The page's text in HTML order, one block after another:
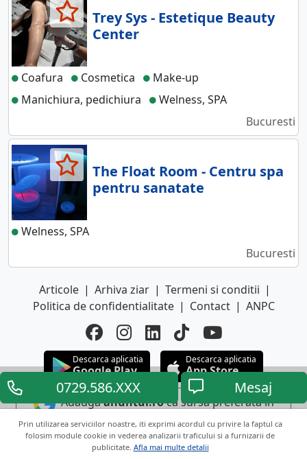
0729.586.XXX Mesaj
Prin utilizarea serviciilor noastre, iti exprimi acordul cu privire la faptul ca
folosim module cookie in vederea analizarii traficului si a furnizarii de
publicitate. Afla mai multe detalii
Trey Sys - Estetique Beauty
Center
Coafura Cosmetica
Make-up
Manichiura, pedichiura
Welness, SPA
Bucuresti
The Float Room - Centru spa
pentru sanatate
Welness, SPA
Bucuresti
Articole | Arhiva ziar | Termeni si conditii |
Politica de confidentialitate | Contact | ANPC
Descarca aplicatia
Google Play
Descarca aplicatia
App Store
Adaugaanuntul.roca sursa preferata in
Google
Copyright © 2026 ANUNTUL TELEFONIC